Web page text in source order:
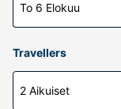
To 6 Elokuu
Travellers
2 Aikuiset